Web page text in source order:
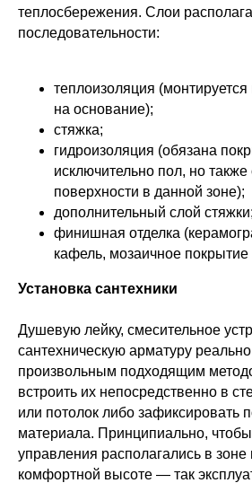
теплосбережения. Слои
последовательности:
теплоизоляция
на основание);
стяжка;
гидроизоляция (обязана
исключительно пол, но
поверхности в данной зоне);
дополнительный слой стяжки;
финишная отделка
кафель, мозаичное
Установка сантехники
Душевую лейку, смесительное
сантехническую арматуру
произвольным подходящим
встроить их непосредственно в
или потолок либо зафиксировать
материала. Принципиально,
управления располагались в зоне
комфортной высоте — так